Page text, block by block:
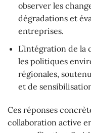
observer les
dégradations et
entreprises.
L’intégration de la
les politiques
régionales,
et de
Ces réponses
collaboration active